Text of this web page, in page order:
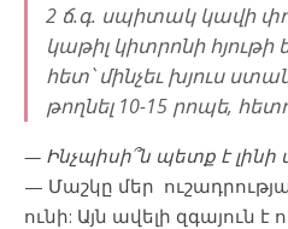
2 ճ.գ. սպիտակ կավի
կաթիլ կիտրոնի հյութի
հետ՝ մինչեւ խյուս
թողնել 10-15 րոպե,
— Ինչպիսի՞ն պետք է
— Մաշկը մեր
ունի: Այն ավելի զգայուն է